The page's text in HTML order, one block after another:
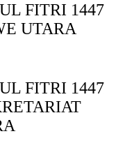
FITRI 1447
UTARA
FITRI 1447